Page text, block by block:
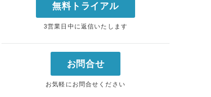
無料トライアル
3営業日中に返信いたします
お問合せ
お気軽にお問合せください